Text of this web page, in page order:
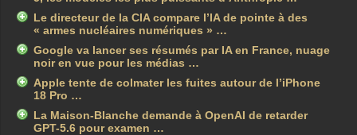
Le directeur de la CIA compare l’IA de pointe à des
« armes nucléaires numériques » …
Google va lancer ses résumés par IA en France, nuage
noir en vue pour les médias …
Apple tente de colmater les fuites autour de l’iPhone
18 Pro …
La Maison-Blanche demande à OpenAI de retarder
GPT-5.6 pour examen …